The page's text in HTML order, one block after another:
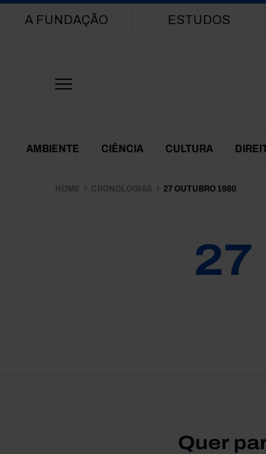
Main navigation
A FUNDAÇÃO ESTUDOS
Themes Menu
AMBIENTE CIÊNCIA CULTURA
HOME CRONOLOGIAS 27 OUTUBRO 1980
27
Quer